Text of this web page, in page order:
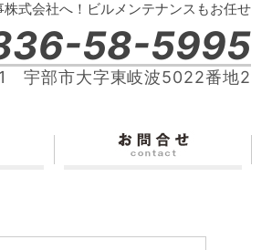
式会社へ！ビルメンテナンスもお任せ
58-5995
宇部市大字東岐波5022番地2